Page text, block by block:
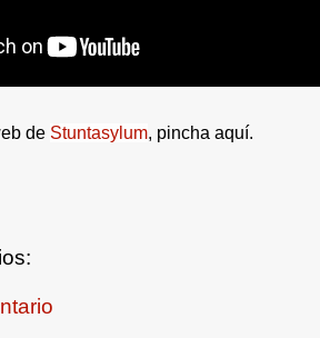
de Stuntasylum, pincha aquí.